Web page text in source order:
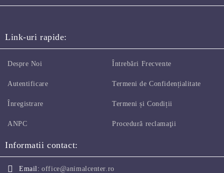
Link-uri rapide:
Despre Noi
Autentificare
Înregistrare
ANPC
Întrebări Frecvente
Termeni de Confidențialitate
Termeni și Condiții
Procedură reclamaţii
Informatii contact:
Email: office@animalcenter.ro